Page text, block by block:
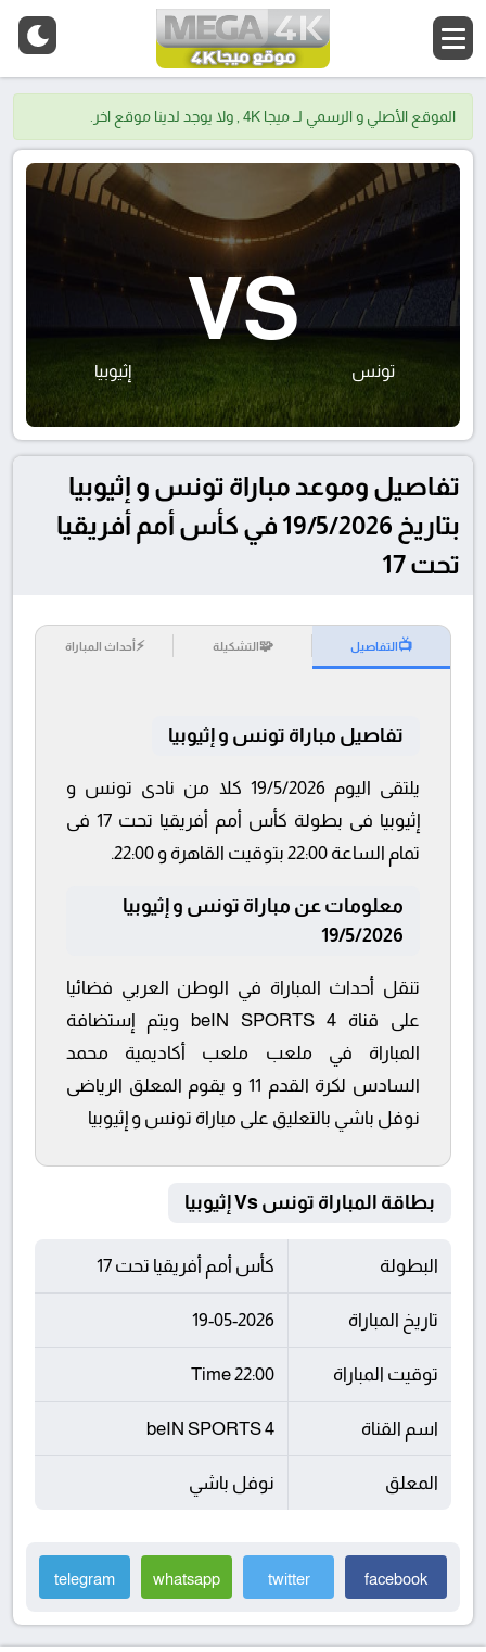
الموقع الأصلي و الرسمي لــ ميجا 4K , ولا يوجد لدينا موقع اخر.
تونس
VS
إثيوبيا
تفاصيل وموعد مباراة تونس و إثيوبيا
بتاريخ 19/5/2026 في كأس أمم أفريقيا
تحت 17
📺التفاصيل 🧩التشكيلة ⚡أحداث المباراة
تفاصيل مباراة تونس و إثيوبيا
يلتقى اليوم 19/5/2026 كلا من نادى تونس و
إثيوبيا فى بطولة كأس أمم أفريقيا تحت 17 فى
تمام الساعة 22:00 بتوقيت القاهرة و 22:00.
معلومات عن مباراة تونس و إثيوبيا
19/5/2026
تنقل أحداث المباراة في الوطن العربي فضائيا
على قناة beIN SPORTS 4 ويتم إستضافة
المباراة في ملعب ملعب أكاديمية محمد
السادس لكرة القدم 11 و يقوم المعلق الرياضى
نوفل باشي بالتعليق على مباراة تونس و إثيوبيا
بطاقة المباراة تونس Vs إثيوبيا
البطولة كأس أمم أفريقيا تحت 17
تاريخ المباراة 19-05-2026
توقيت المباراة 22:00 Time
اسم القناة beIN SPORTS 4
المعلق نوفل باشي
facebook
twitter
whatsapp
telegram